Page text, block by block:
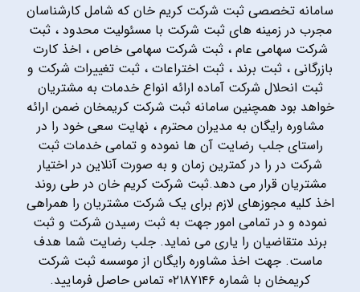
سامانه تخصصی ثبت شرکت کریم خان که شامل کارشناسان
مجرب در زمینه های ثبت شرکت با مسئولیت محدود ، ثبت
شرکت سهامی عام ، ثبت شرکت سهامی خاص ، اخذ کارت
بازرگانی ، ثبت برند ، ثبت اختراعات ، ثبت تغییرات شرکت و
ثبت انحلال شرکت آماده ارائه انواع خدمات به مشتریان
خواهد بود همچنین سامانه ثبت شرکت کریمخان ضمن ارائه
مشاوره رایگان به مدیران محترم ، نهایت سعی خود را در
راستای جلب رضایت آن ها نموده و تمامی خدمات ثبت
شرکت در را در کمترین زمان و به صورت آنلاین در اختیار
مشتریان قرار می دهد.ثبت شرکت کریم خان در طی روند
اخذ کلیه مجوزهای لازم برای یک شرکت مشتریان را همراهی
نموده و در تمامی امور جهت به ثبت رسیدن شرکت و ثبت
برند متقاضیان را یاری می نماید. جلب رضایت شما هدف
ماست. جهت اخذ مشاوره رایگان از موسسه ثبت شرکت
کریمخان با شماره ۰۲۱۸۷۱۴۶ تماس حاصل فرمایید.